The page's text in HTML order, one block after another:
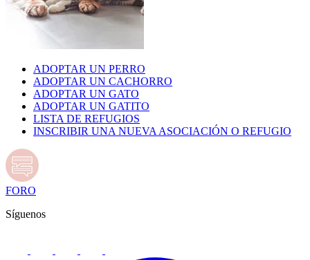
ADOPTAR UN PERRO
ADOPTAR UN CACHORRO
ADOPTAR UN GATO
ADOPTAR UN GATITO
LISTA DE REFUGIOS
INSCRIBIR UNA NUEVA ASOCIACIÓN O REFUGIO
FORO
Síguenos